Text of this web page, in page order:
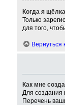
Когда я
Только
для того,
Вернуться
Как мне
Для создания
Перечень